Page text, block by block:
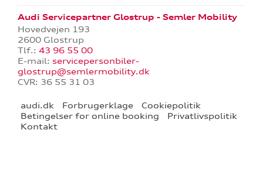
Audi Servicepartner Glostrup - Semler Mobility
Hovedvejen 193
2600 Glostrup
Tlf.: 43 96 55 00
E-mail: servicepersonbiler-
glostrup@semlermobility.dk
CVR: 36 55 31 03
audi.dk Forbrugerklage
Cookiepolitik
Betingelser for online booking
Privatlivspolitik
Kontakt